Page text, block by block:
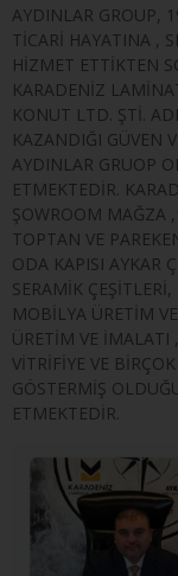
AYDINLAR GROUP,
TİCARİ HAYATINA ,
HİZMET ETTİKTEN
KARADENİZ
KONUT LTD. ŞTİ.
KAZANDIĞI GÜVEN
AYDINLAR GRUOP
ETMEKTEDİR.
ŞOWROOM MAĞZA
TOPTAN VE
ODA KAPISI AYKAR
SERAMİK
MOBİLYA ÜRETİM
ÜRETİM VE İMALATI
VİTRİFİYE VE
GÖSTERMİŞ
ETMEKTEDİR.